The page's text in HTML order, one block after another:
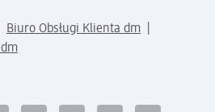
Biuro Obsługi Klienta dm